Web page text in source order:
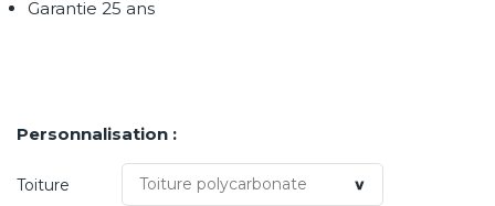
Garantie 25 ans
Personnalisation :
Toiture